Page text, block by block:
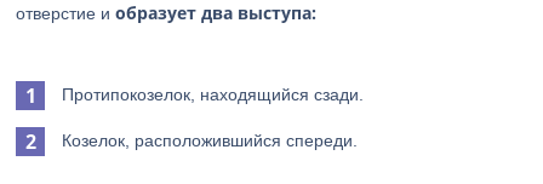
отверстие иобразует два выступа:
Протипокозелок, находящийся сзади.
Козелок, расположившийся спереди.